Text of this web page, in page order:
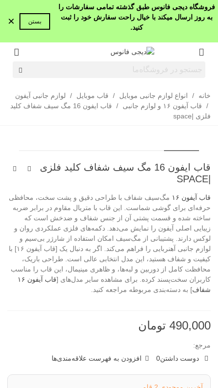
فروشگاه دیجی فانوس طبق گذشته تمامی سفارشات را
به روز ارسال میکند با خیال راحت سفارش خود را ثبت
کنید.
بستن ×
خانه / انواع لوازم جانبی موبایل / قاب موبایل /
لوازم جانبی آیفون
/
قاب آیفون ۱۶ و لوازم جانبی /
قاب ایفون 16 مگ سیف شفاف کلید
فلزی |space
قاب ایفون 16 مگ سیف شفاف کلید فلزی
قاب آیفون ۱۶
مگ‌سیف شفاف با طراحی دقیق و پشت سخت، محافظی
حرفه‌ای برای گوشی شماست. این قاب با متریال مقاوم در برابر ضربه
ساخته شده و قسمت پشتی آن از جنس شفاف و ضدخش است که
زیبایی اصلی آیفون را نمایش می‌دهد. دکمه‌های فلزی عملکردی روان و
لوکس دارند. پشتیبانی از مگ‌سیف امکان استفاده از شارژر بی‌سیم و
لوازم جانبی آهنربایی را فراهم می‌کند. اگر به دنبال یک [قاب آیفون ۱۶] با
کیفیت و شفاف هستید، این مدل انتخابی عالی است. طراحی باریک،
محافظت کامل از دوربین و لبه‌ها، و ظاهری مینیمال، این قاب را مناسب
کاربران سخت‌پسند کرده. برای مشاهده سایر مدل‌های [
قاب آیفون ۱۶
شفاف] به دسته‌بندی مربوطه مراجعه کنید.
490,000 تومان
مرجع:
دوست داشتن0 افزودن به فهرست علاقه‌مندی‌ها